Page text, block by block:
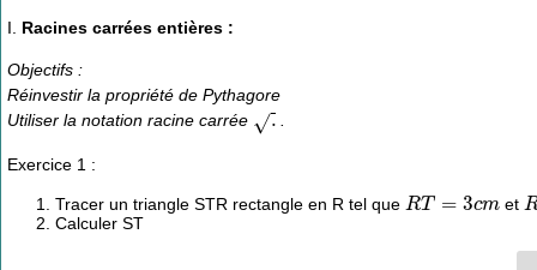
I. Racines carrées entières :
Objectifs :
Réinvestir la propriété de Pythagore
Utiliser la notation racine carrée .
Exercice 1 :
Tracer un triangle STR rectangle en R tel que RT= cm et
Calculer ST